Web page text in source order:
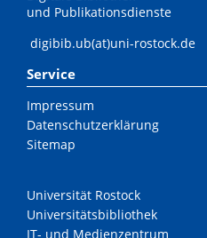
und Publikationsdienste
digibib.ub(at)uni-rostock.de
Service
Impressum
Datenschutzerklärung
Sitemap
Universität Rostock
Universitätsbibliothek
IT- und Medienzentrum